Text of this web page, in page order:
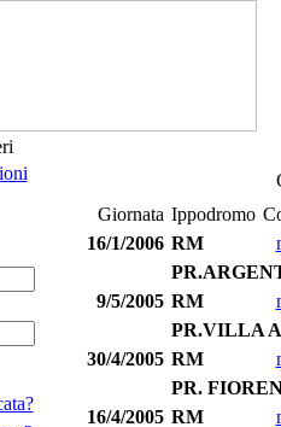
Giornata Ippodromo
16/1/2006 RM
9/5/2005 RM
PR.VILLA
30/4/2005 RM
PR.
16/4/2005 RM